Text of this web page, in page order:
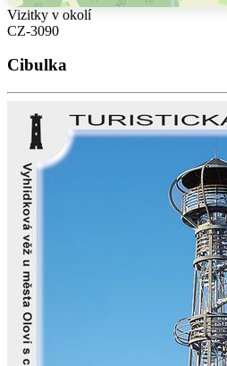
Vizitky v okolí
CZ-3090
Cibulka